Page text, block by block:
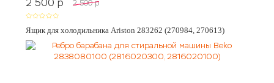
2 500 p 2 500 p
Ящик для холодильника Ariston 283262 (270984, 270613)